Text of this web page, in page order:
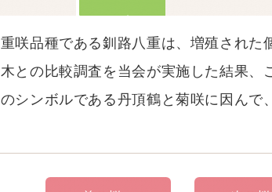
咲品種である釧路八重は、増殖された
との比較調査を当会が実施した結果、
シンボルである丹頂鶴と菊咲に因んで